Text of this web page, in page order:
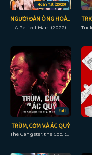
Hoàn Tất (20/20)
NGƯỜI ĐÀN ÔNG HOÀN HẢO
A Perfect Man (2022)
Full
TRÙM, CỚM VÀ ÁC QUỶ
The Gangster, the Cop, the Devil (2019)